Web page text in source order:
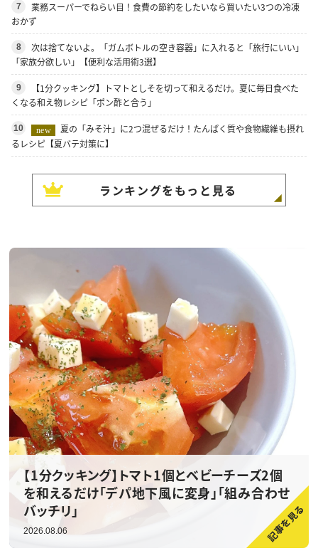
7
業務スーパーでねらい目！食費の節約をしたいなら買いたい3つの冷凍
おかず
8
次は捨てないよ。「ガムボトルの空き容器」に入れると「旅行にいい」
「家族分欲しい」【便利な活用術3選】
9
【1分クッキング】トマトとしそを切って和えるだけ。夏に毎日食べた
くなる和え物レシピ「ポン酢と合う」
10 new
夏の「みそ汁」に2つ混ぜるだけ！たんぱく質や食物繊維も摂れ
るレシピ【夏バテ対策に】
ランキングをもっと見る
【1分クッキング】トマト1個とベビーチーズ2個
を和えるだけ「デパ地下風に変身」「組み合わせ
バッチリ」
2026.08.06